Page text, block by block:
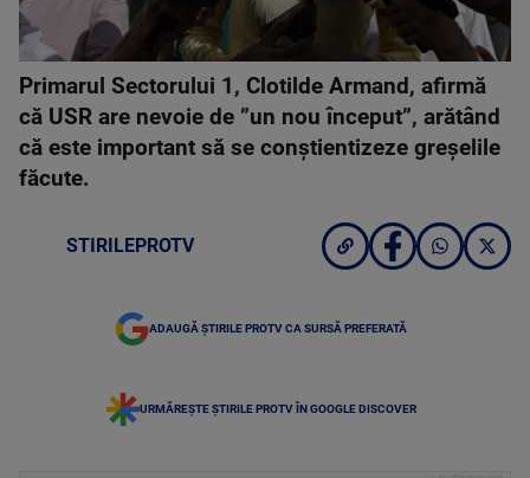
Primarul Sectorului 1, Clotilde Armand, afirmă
că USR are nevoie de ”un nou început”, arătând
că este important să se conştientizeze greşelile
făcute.
STIRILEPROTV
ADAUGĂ ȘTIRILE PROTV CA SURSĂ PREFERATĂ
URMĂREȘTE ȘTIRILE PROTV ÎN GOOGLE DISCOVER